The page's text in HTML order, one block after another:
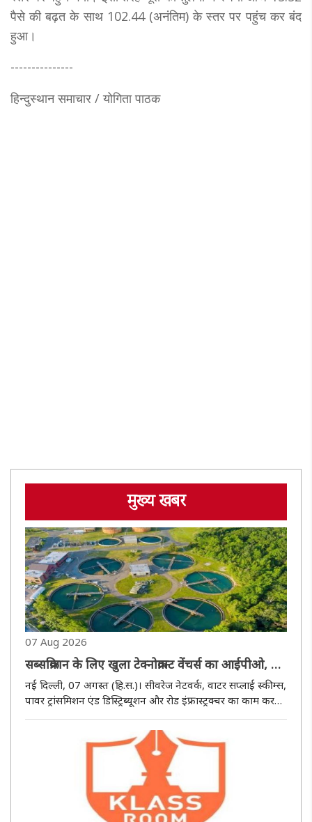
पैसे की बढ़त के साथ 102.44 (अनंतिम) के स्तर पर पहुंच कर बंद
हुआ।
---------------
हिन्दुस्थान समाचार / योगिता पाठक
मुख्य खबर
07 Aug 2026
सब्सक्रिप्शन के लिए खुला टेक्नोक्राफ्ट वेंचर्स का आईपीओ, 11
अगस्त तक लगा सकते हैं बोली
नई दिल्ली, 07 अगस्त (हि.स.)। सीवरेज नेटवर्क, वाटर सप्लाई स्कीम्स,
पावर ट्रांसमिशन एंड डिस्ट्रिब्यूशन और रोड इंफ्रास्ट्रक्चर का काम करने
आज सब्सक्रिप्शन के लिए लॉन्च कर दिया गया। इस ..